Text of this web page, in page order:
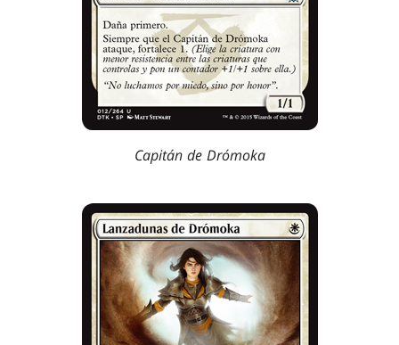
Capitán de Drómoka